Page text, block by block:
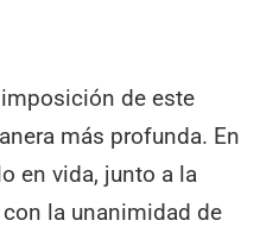
de este
más profunda. En
en vida, junto a la
la unanimidad de